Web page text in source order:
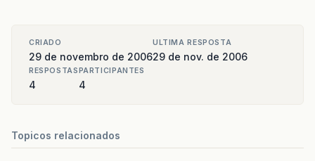
CRIADO
29 de novembro de 2006
ULTIMA RESPOSTA
29 de nov. de 2006
RESPOSTAS
4
PARTICIPANTES
4
Topicos relacionados